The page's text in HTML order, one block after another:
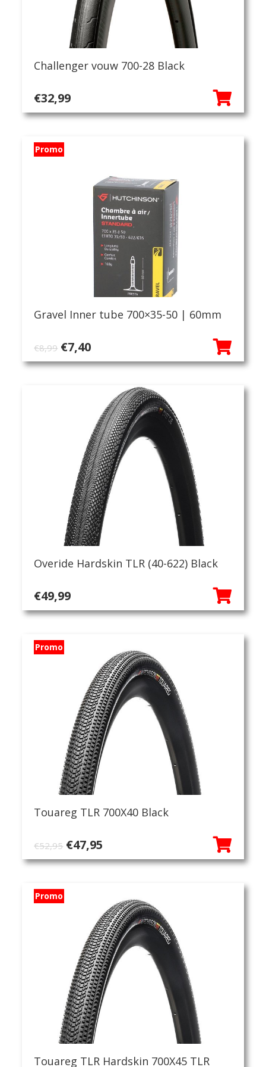
Challenger vouw 700-28 Black
€32,99
Promo
Gravel Inner tube 700×35-50 | 60mm
€8,99 Oorspronkelijke
prijs
€7,40Huidige
prijs
€7,40.
Overide Hardskin TLR (40-622) Black
€49,99
Promo
Touareg TLR 700X40 Black
€52,95 Oorspronkelijke
prijs
€47,95
prijs
Promo
Touareg TLR Hardskin 700X45 TLR